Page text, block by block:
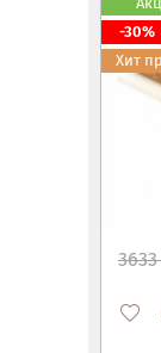
-30%
Хит